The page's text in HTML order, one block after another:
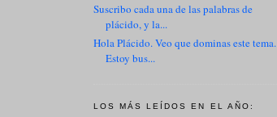
Suscribo cada una de las palabras de
plácido, y la...
Hola Plácido. Veo que dominas este tema.
Estoy bus...
LOS MÁS LEÍDOS EN EL AÑO: